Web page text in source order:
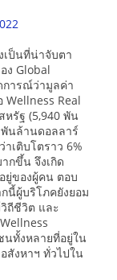
เป็นที่น่าจับตา
ง Global
การณ์ว่ามูลค่า
Real
หรัฐ (5,940 พัน
นล้านดอลลาร์
เติบโตราว 6%
กขึ้น จึงเกิด
ยู่ของผู้คน ตอบ
นี้ผู้บริโภคยังยอม
ถีชีวิต และ
นทั้งหลายที่อยู่ใน
สังหาฯ ทั่วไปใน